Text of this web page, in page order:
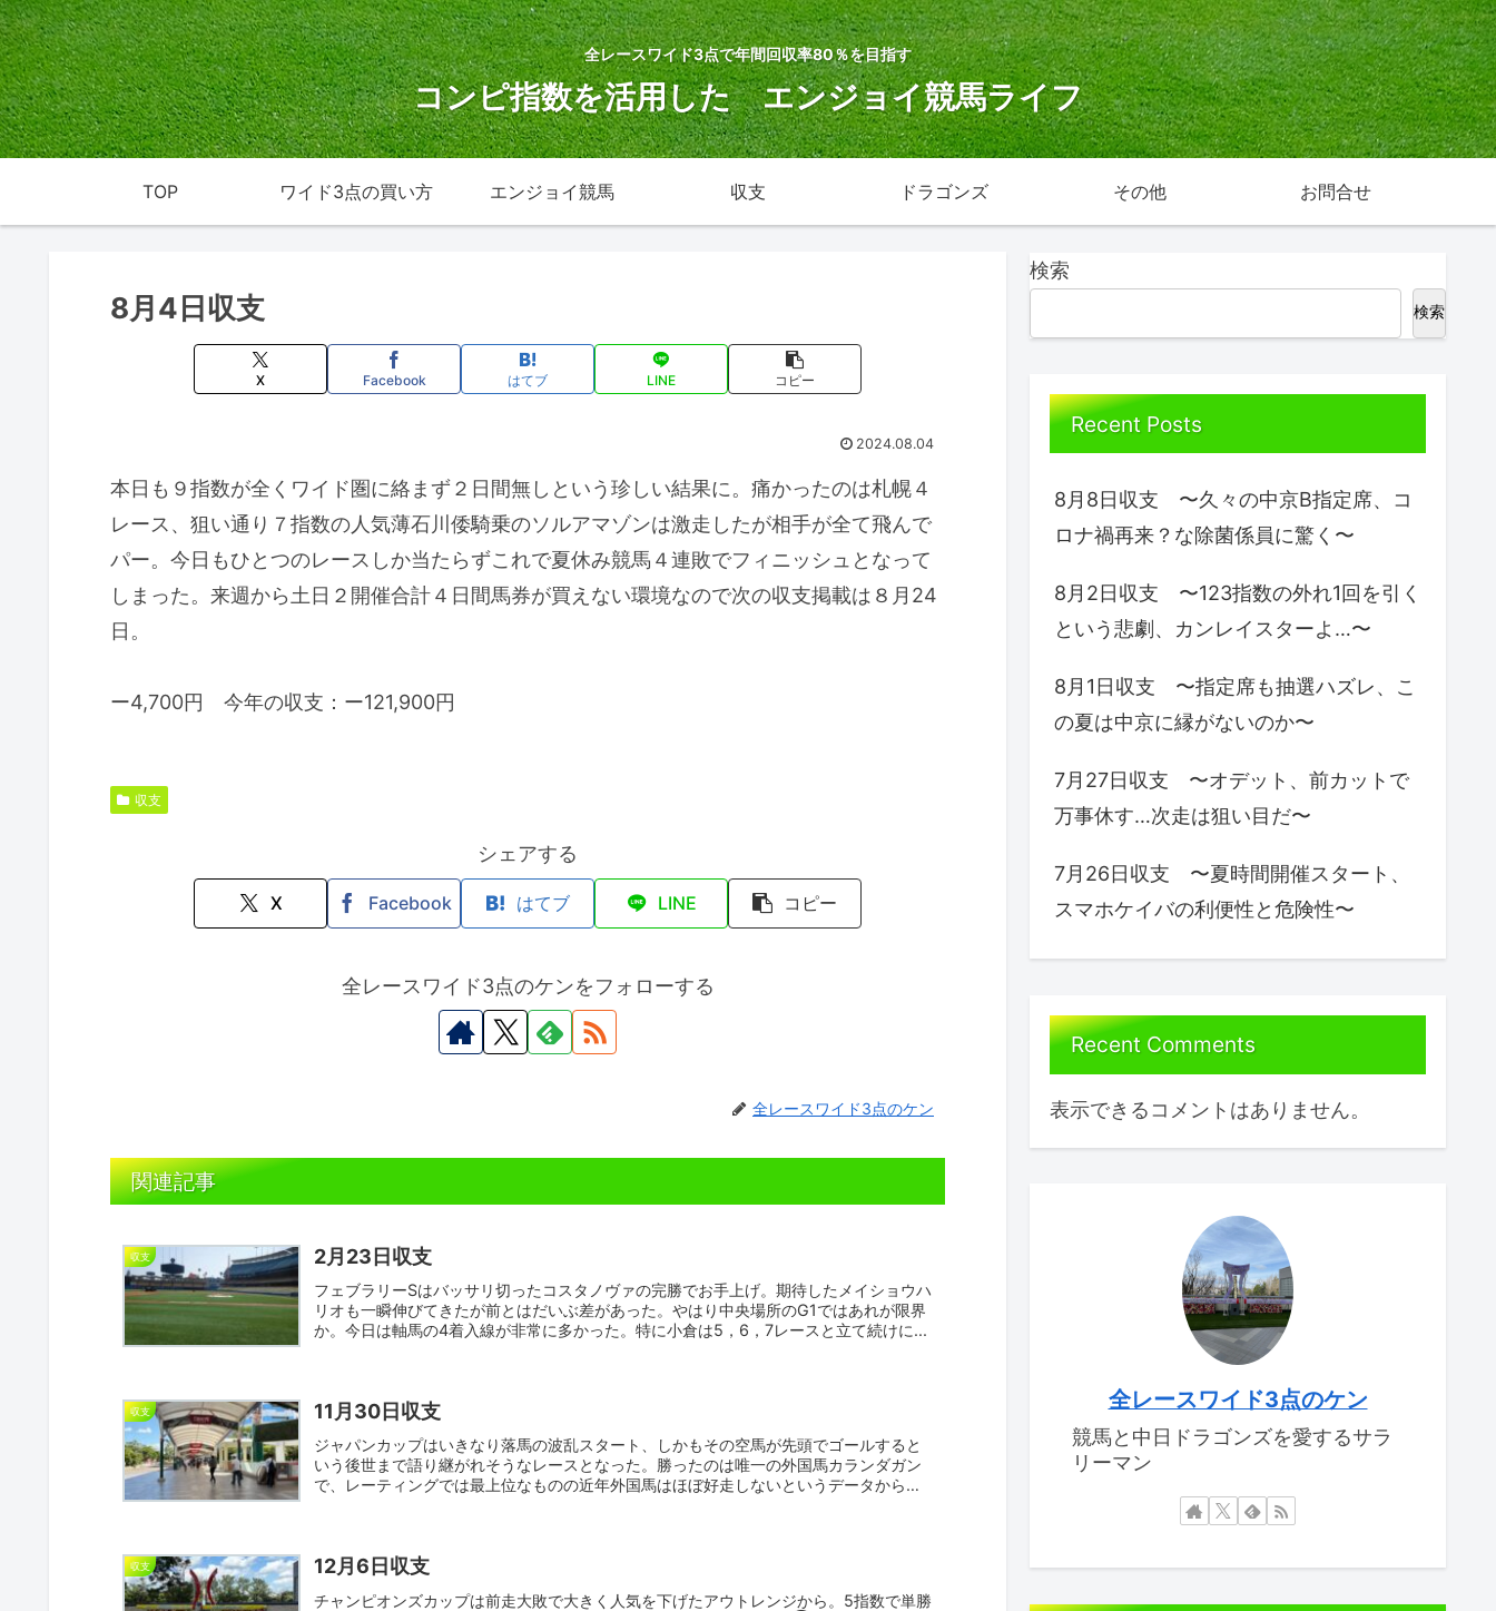
全レースワイド3点で年間回収率80％を目指す
コンピ指数を活用した エンジョイ競馬ライフ
TOP ワイド3点の買い方 エンジョイ競馬 収支 ドラゴンズ その他 お問合せ
8月4日収支
X Facebook はてブ LINE コピー
2024.08.04
本日も９指数が全くワイド圏に絡まず２日間無しという珍しい結果に。痛かったのは札幌４
レース、狙い通り７指数の人気薄石川倭騎乗のソルアマゾンは激走したが相手が全て飛んで
パー。今日もひとつのレースしか当たらずこれで夏休み競馬４連敗でフィニッシュとなって
しまった。来週から土日２開催合計４日間馬券が買えない環境なので次の収支掲載は８月24
日。
ー4,700円 今年の収支：ー121,900円
収支
シェアする
X Facebook はてブ LINE コピー
全レースワイド3点のケンをフォローする
全レースワイド3点のケン
関連記事
収支 2月23日収支
フェブラリーSはバッサリ切ったコスタノヴァの完勝でお手上げ。期待したメイショウハ
リオも一瞬伸びてきたが前とはだいぶ差があった。やはり中央場所のG1ではあれが限界
か。今日は軸馬の4着入線が非常に多かった。特に小倉は5，6，7レースと立て続けに...
収支 11月30日収支
ジャパンカップはいきなり落馬の波乱スタート、しかもその空馬が先頭でゴールすると
いう後世まで語り継がれそうなレースとなった。勝ったのは唯一の外国馬カランダガン
で、レーティングでは最上位なものの近年外国馬はほぼ好走しないというデータからや
収支 12月6日収支
チャンピオンズカップは前走大敗で大きく人気を下げたアウトレンジから。5指数で単勝
検索
検索
Recent Posts
8月8日収支 〜久々の中京B指定席、コ
ロナ禍再来？な除菌係員に驚く〜
8月2日収支 〜123指数の外れ1回を引く
という悲劇、カンレイスターよ…〜
8月1日収支 〜指定席も抽選ハズレ、こ
の夏は中京に縁がないのか〜
7月27日収支 〜オデット、前カットで
万事休す…次走は狙い目だ〜
7月26日収支 〜夏時間開催スタート、
スマホケイバの利便性と危険性〜
Recent Comments
表示できるコメントはありません。
全レースワイド3点のケン
競馬と中日ドラゴンズを愛するサラ
リーマン